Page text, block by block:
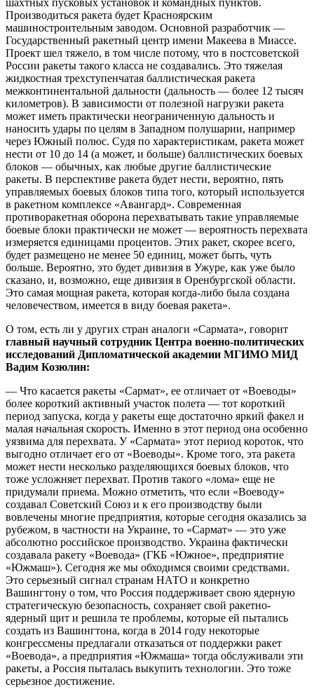
Производиться ракета будет Красноярским
машиностроительным заводом. Основной разработчик —
Государственный ракетный центр имени Макеева в Миассе.
Проект шел тяжело, в том числе потому, что в постсоветской
России ракеты такого класса не создавались. Это тяжелая
жидкостная трехступенчатая баллистическая ракета
межконтинентальной дальности (дальность — более 12 тысяч
километров). В зависимости от полезной нагрузки ракета
может иметь практически неограниченную дальность и
наносить удары по целям в Западном полушарии, например
через Южный полюс. Судя по характеристикам, ракета может
нести от 10 до 14 (а может, и больше) баллистических боевых
блоков — обычных, как любые другие баллистические
ракеты. В перспективе ракета будет нести, вероятно, пять
управляемых боевых блоков типа того, который используется
в ракетном комплексе «Авангард». Современная
противоракетная оборона перехватывать такие управляемые
боевые блоки практически не может — вероятность перехвата
измеряется единицами процентов. Этих ракет, скорее всего,
будет размещено не менее 50 единиц, может быть, чуть
больше. Вероятно, это будет дивизия в Ужуре, как уже было
сказано, и, возможно, еще дивизия в Оренбургской области.
Это самая мощная ракета, которая когда-либо была создана
человечеством, имеется в виду боевая ракета».
О том, есть ли у других стран аналоги «Сармата», говорит
главный научный сотрудник Центра военно-политических
исследований Дипломатической академии МГИМО МИД
Вадим Козюлин:
— Что касается ракеты «Сармат», ее отличает от «Воеводы»
более короткий активный участок полета — тот короткий
период запуска, когда у ракеты еще достаточно яркий факел и
малая начальная скорость. Именно в этот период она особенно
уязвима для перехвата. У «Сармата» этот период короток, что
выгодно отличает его от «Воеводы». Кроме того, эта ракета
может нести несколько разделяющихся боевых блоков, что
тоже усложняет перехват. Против такого «лома» еще не
придумали приема. Можно отметить, что если «Воеводу»
создавал Советский Союз и к его производству были
вовлечены многие предприятия, которые сегодня оказались за
рубежом, в частности на Украине, то «Сармат» — это уже
абсолютно российское производство. Украина фактически
создавала ракету «Воевода» (ГКБ «Южное», предприятие
«Южмаш»). Сегодня же мы обходимся своими средствами.
Это серьезный сигнал странам НАТО и конкретно
Вашингтону о том, что Россия поддерживает свою ядерную
стратегическую безопасность, сохраняет свой ракетно-
ядерный щит и решила те проблемы, которые ей пытались
создать из Вашингтона, когда в 2014 году некоторые
конгрессмены предлагали отказаться от поддержки ракет
«Воевода», а предприятия «Южмаша» тогда обслуживали эти
ракеты, а Россия пыталась выкупить технологии. Это тоже
серьезное достижение.